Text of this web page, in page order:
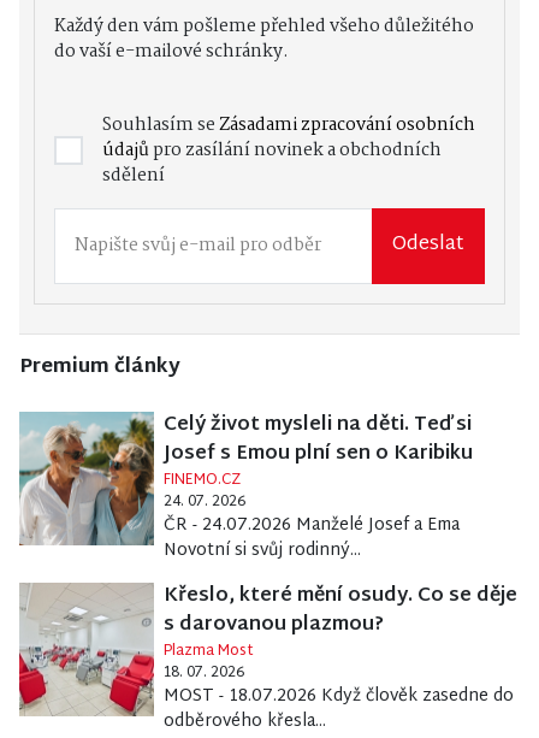
Každý den vám pošleme přehled všeho důležitého
do vaší e-mailové schránky.
Souhlasím seZásadami zpracování osobních
údajůpro zasílání novinek a obchodních
sdělení
Odeslat
Premium články
Celý život mysleli na děti. Teď si
Josef s Emou plní sen o Karibiku
FINEMO.CZ
24. 07. 2026
ČR - 24.07.2026 Manželé Josef a Ema
Novotní si svůj rodinný...
Křeslo, které mění osudy. Co se děje
s darovanou plazmou?
Plazma Most
18. 07. 2026
MOST - 18.07.2026 Když člověk zasedne do
odběrového křesla...